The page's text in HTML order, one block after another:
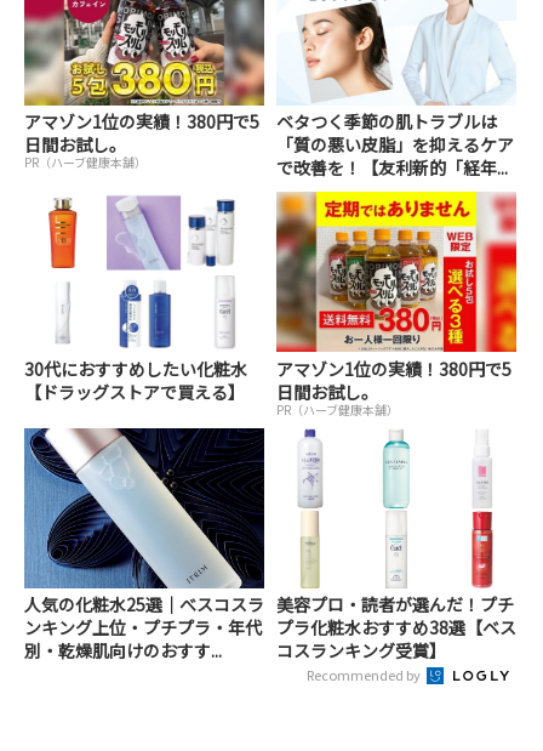
アマゾン1位の実績！380円で5
日間お試し。
PR（ハーブ健康本舗）
ベタつく季節の肌トラブルは
「質の悪い皮脂」を抑えるケア
で改善を！【友利新的「経年...
30代におすすめしたい化粧水
【ドラッグストアで買える】
アマゾン1位の実績！380円で5
日間お試し。
PR（ハーブ健康本舗）
人気の化粧水25選｜べスコスラ
ンキング上位・プチプラ・年代
別・乾燥肌向けのおすす...
美容プロ・読者が選んだ！プチ
プラ化粧水おすすめ38選【ベス
コスランキング受賞】
Recommended by